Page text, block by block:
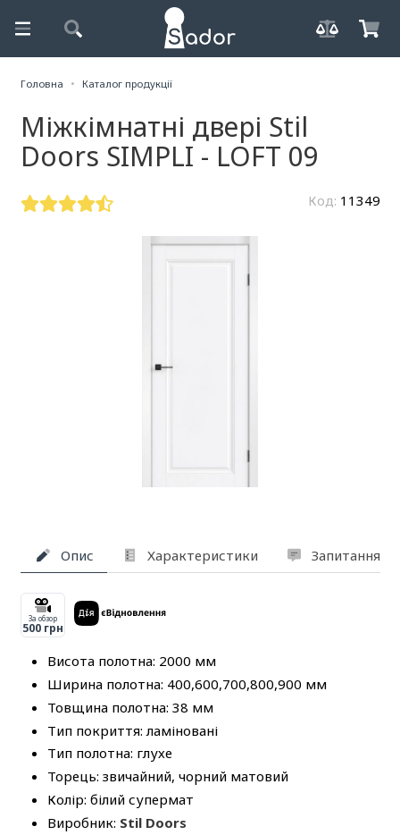
Головна Каталог продукції
Міжкімнатні двері Stil
Doors SIMPLI - LOFT 09
Код: 11349
Опис Характеристики Запитання
За обзор
500 грн
Висота полотна: 2000 мм
Ширина полотна: 400,600,700,800,900 мм
Товщина полотна: 38 мм
Тип покриття: ламіновані
Тип полотна: глухе
Торець: звичайний, чорний матовий
Колір: білий супермат
Виробник: Stil Doors